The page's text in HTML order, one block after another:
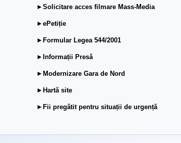
►Solicitare acces filmare Mass-Media
►ePetiție
►Formular Legea 544/2001
►Informații Presă
►Modernizare Gara de Nord
►Hartă site
►Fii pregătit pentru situații de urgență